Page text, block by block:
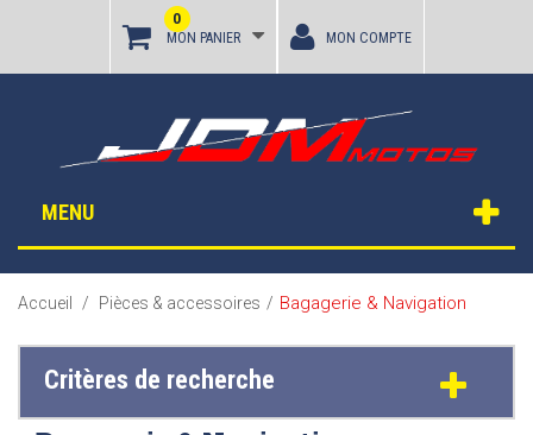
MON PANIER
0
MON COMPTE
MENU
Accueil / Pièces & accessoires / Bagagerie & Navigation
Critères de recherche